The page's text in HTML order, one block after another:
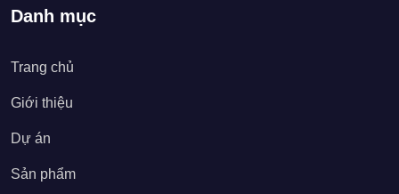
Danh mục
Trang chủ
Giới thiệu
Dự án
Sản phẩm